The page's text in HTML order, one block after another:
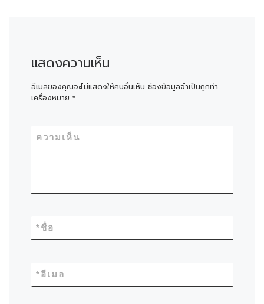
แสดงความเห็น
อีเมลของคุณจะไม่แสดงให้คนอื่นเห็น ช่องข้อมูลจำเป็นถูกทำ
เครื่องหมาย *
ความเห็น
ชื่อ
*
อีเมล
*